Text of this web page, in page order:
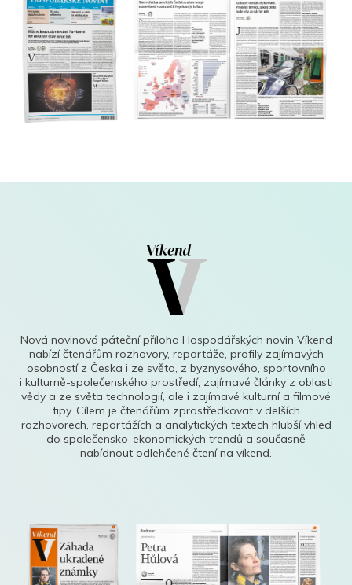
Nová novinová páteční příloha Hospodářských novin Víkend
nabízí čtenářům rozhovory, reportáže, profily zajímavých
osobností z Česka i ze světa, z byznysového, sportovního
i kulturně-společenského prostředí, zajímavé články z oblasti
vědy a ze světa technologií, ale i zajímavé kulturní a filmové
tipy. Cílem je čtenářům zprostředkovat v delších
rozhovorech, reportážích a analytických textech hlubší vhled
do společensko-ekonomických trendů a současně
nabídnout odlehčené čtení na víkend.